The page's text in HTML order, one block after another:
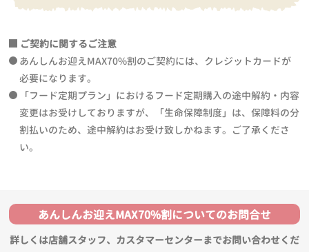
ご契約に関するご注意
あんしんお迎えMAX70%割のご契約には、クレジットカードが
必要になります。
「フード定期プラン」におけるフード定期購入の途中解約・内容
変更はお受けしておりますが、「生命保障制度」は、保障料の分
割払いのため、途中解約はお受け致しかねます。ご了承くださ
い。
あんしんお迎えMAX70%割についてのお問合せ
詳しくは店舗スタッフ、カスタマーセンターまでお問い合わせくだ